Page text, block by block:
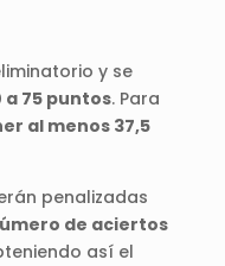
y se
a 75 puntos. Para
al menos 37,5
penalizadas
de aciertos
así el